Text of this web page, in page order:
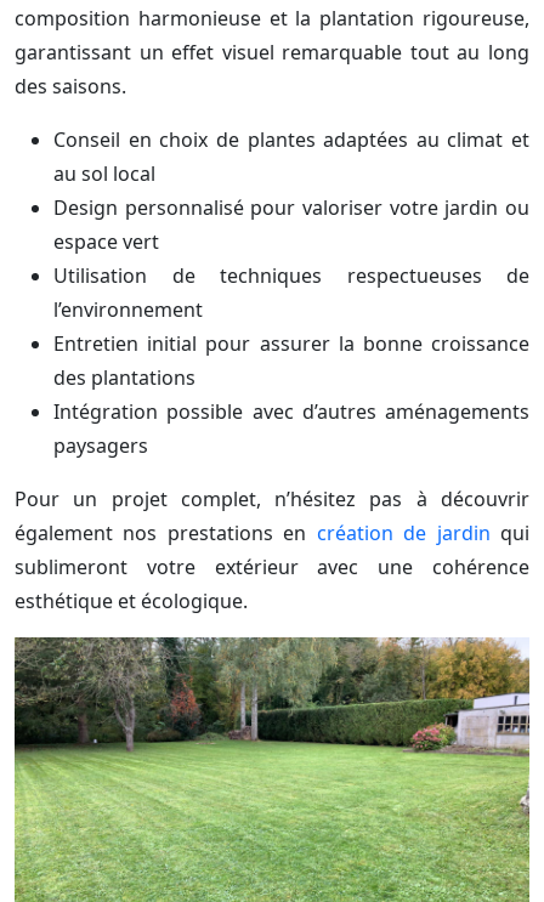
composition harmonieuse et la plantation rigoureuse,
garantissant un effet visuel remarquable tout au long
des saisons.
Conseil en choix de plantes adaptées au climat et
au sol local
Design personnalisé pour valoriser votre jardin ou
espace vert
Utilisation de techniques respectueuses de
l’environnement
Entretien initial pour assurer la bonne croissance
des plantations
Intégration possible avec d’autres aménagements
paysagers
Pour un projet complet, n’hésitez pas à découvrir
également nos prestations en création de jardin qui
sublimeront votre extérieur avec une cohérence
esthétique et écologique.